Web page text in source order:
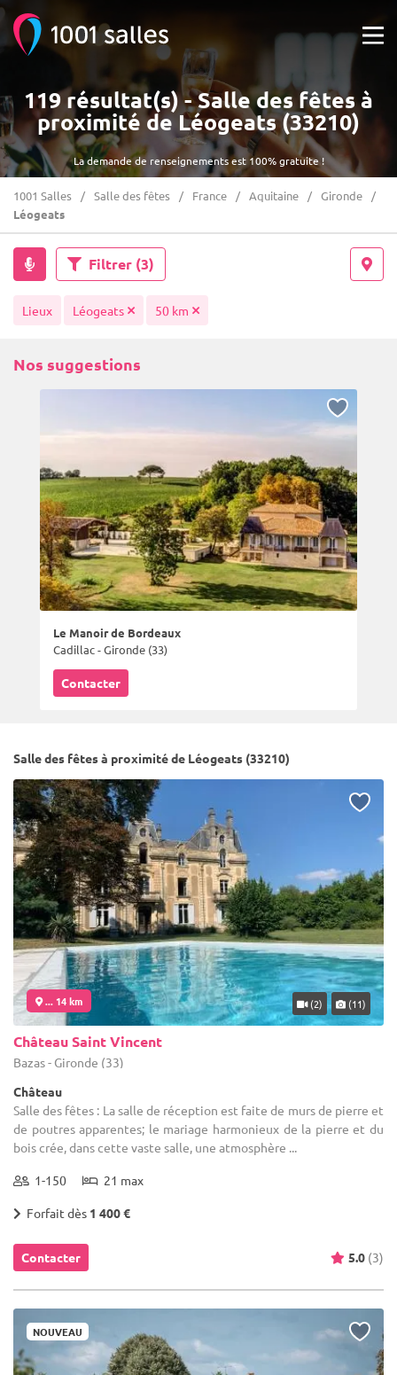
La demande de renseignements est 100% gratuite !
119 résultat(s) - Salle des fêtes à
proximité de Léogeats (33210)
1001 Salles Salle des fêtes France Aquitaine
Gironde
Léogeats
Filtrer (3)
Lieux Léogeats 50 km
Nos suggestions
Le Manoir de Bordeaux
Cadillac - Gironde (33)
Contacter
Salle des fêtes à proximité de Léogeats (33210)
... 14 km (2) (11)
Château Saint Vincent
Bazas - Gironde (33)
Château
Salle des fêtes : La salle de réception est faite de murs de pierre et
de poutres apparentes; le mariage harmonieux de la pierre et du
bois crée, dans cette vaste salle, une atmosphère ...
1-150 21 max
Forfait dès 1 400 €
Contacter 5.0 (3)
NOUVEAU